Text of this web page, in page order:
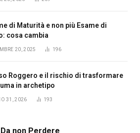
di Maturità e non più Esame di
cosa cambia
20, 2025 196
Roggero e il rischio di trasformare
in archetipo
31, 2026 193
Da non Perdere